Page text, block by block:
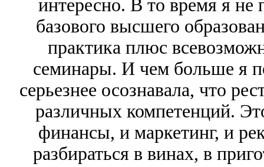
интересно. В то время я не
базового высшего
практика плюс
семинары. И чем больше я
серьезнее осознавала, что
различных компетенций.
финансы, и маркетинг, и
разбираться в винах, в